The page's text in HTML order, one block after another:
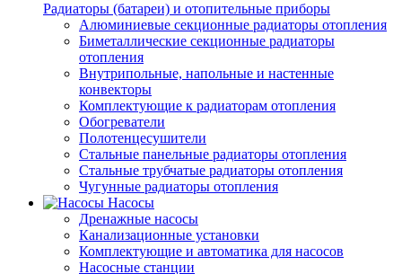
Радиаторы (батареи) и отопительные приборы
Алюминиевые секционные радиаторы отопления
Биметаллические секционные радиаторы
отопления
Внутрипольные, напольные и настенные
конвекторы
Комплектующие к радиаторам отопления
Обогреватели
Полотенцесушители
Стальные панельные радиаторы отопления
Стальные трубчатые радиаторы отопления
Чугунные радиаторы отопления
Насосы
Дренажные насосы
Канализационные установки
Комплектующие и автоматика для насосов
Насосные станции